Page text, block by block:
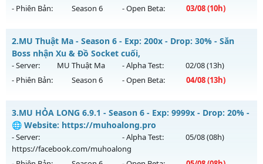
- Phiên Bản:
Season 6 - Open Beta: 03/08(10h)
__MU TRUỜNG KỲ__ - CAM KẾT LÂU DÀI NHÉ
Mu mới ra tháng 08 2026 - Mở máy chủ
ngày 03/08/2626
Exp: 200x - Drop: 20%
Thể loại: Mu Nguyên bản Webzen
Antihack: GoldShield
2.MU Thuật Ma - Season 6 - Exp: 200x - Drop: 30% - Săn
Boss nhận Xu & Đồ Socket cuối,
- Server: MU Thuật Ma - Alpha Test: 02/08(13h)
- Phiên Bản:
Season 6 - Open Beta: 04/08(13h)
MU Thuật Ma - Săn Boss nhận Xu & Đồ Socket cuối,
Mu mới ra tháng 08 2026 - Mở máy chủ
13h ngày 04/08/2626
Exp: 200x - Drop: 30%
3.MU HỎA LONG 6.9.1 - Season 6 - Exp: 9999x - Drop: 20% -
🌐 Website: https://muhoalong.pro
- Server:
https://facebook.com/muhoalong
- Alpha Test: 05/08(08h)